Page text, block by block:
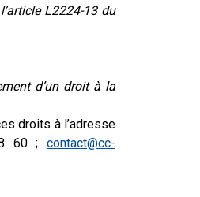
L2224-13 du
d’un droit à la
droits à l’adresse
60 ; contact@cc-